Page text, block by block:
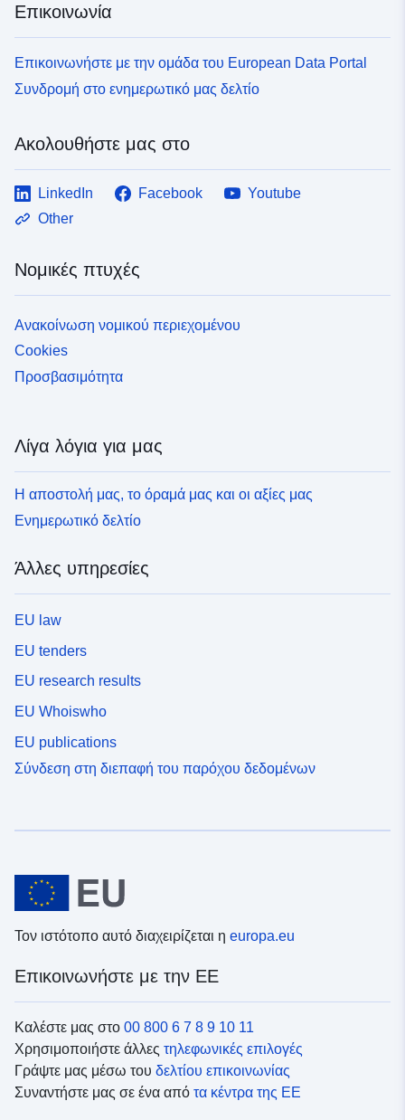
Επικοινωνία
Επικοινωνήστε με την ομάδα του European Data Portal
Συνδρομή στο ενημερωτικό μας δελτίο
Ακολουθήστε μας στο
LinkedIn Facebook
Youtube
Other
Νομικές πτυχές
Ανακοίνωση νομικού περιεχομένου
Cookies
Προσβασιμότητα
Λίγα λόγια για μας
Η αποστολή μας, το όραμά μας και οι αξίες μας
Ενημερωτικό δελτίο
Άλλες υπηρεσίες
EU law
EU tenders
EU research results
EU Whoiswho
EU publications
Σύνδεση στη διεπαφή του παρόχου δεδομένων
Τον ιστότοπο αυτό διαχειρίζεται η europa.eu
Επικοινωνήστε με την ΕΕ
Καλέστε μας στο 00 800 6 7 8 9 10 11
Χρησιμοποιήστε άλλες τηλεφωνικές επιλογές
Γράψτε μας μέσω του δελτίου επικοινωνίας
Συναντήστε μας σε ένα από τα κέντρα της ΕΕ